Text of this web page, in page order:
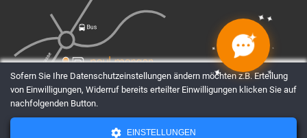
✦
✦ ✦
✦
✦
Sofern Sie Ihre Datenschutzeinstellungen ändern möchten z.B. Erteilung
von Einwilligungen, Widerruf bereits erteilter Einwilligungen klicken Sie auf
nachfolgenden Button.
EINSTELLUNGEN